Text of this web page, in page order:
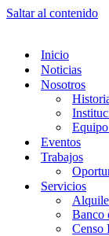
Saltar al contenido
Inicio
Noticias
Nosotros
Eventos
Trabajos
Servicios
Banco
Censo